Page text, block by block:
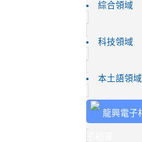
綜合領域
科技領域
本土語領域